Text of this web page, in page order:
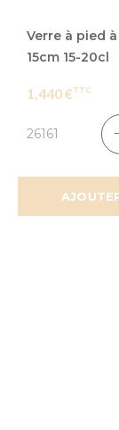
Verre à pied
15cm 15-20cl
1,440 €
26161